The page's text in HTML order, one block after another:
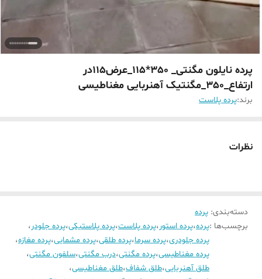
پرده نایلون مگنتی_ 350*115_عرض115در
ارتفاع_350_مگنتیک آهنربایی مغناطیسی
برند:پرده پلاست
نظرات
دسته‌بندی: پرده
برچسب‌ها :پرده،پرده استور،پرده پلاست،پرده پلاستیکی،پرده جلودر،
پرده جلودری،پرده سرما،پرده طلقی،پرده مشمایی،پرده مغازه،
پرده مغناطیسی،پرده مگنتی،درب مگنتی،سلفون مگنتی،
طلق آهنربایی،طلق شفاف،طلق مغناطیسی،